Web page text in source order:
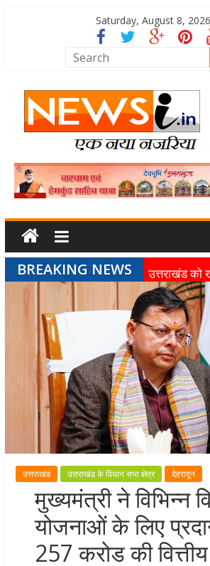
Saturday, August 8, 2026
BREAKING NEWS
उत्तराखंड को
की दिशा में
स्पोर्ट्स
खेल प्रतिभाओं
विश्वस्तरीय
की
राज्य के
बढ़ाया
गुणवत्ता से
समय में पूर्ण
खेल विजन,
के अनुरूप
विकसित करने
उत्तराखंड उत्तराखंड के विधान सभा क्षेत्र देहरादून
मुख्यमंत्री ने विभिन्न
योजनाओं के लिए
257 करोड की